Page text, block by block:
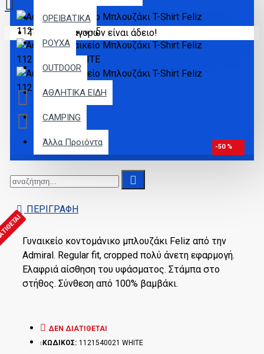
ΟΡΕΙΒΑΤΙΚΑ
ΡΟΥΧΑ
OUTDOOR
ΑΘΛΗΤΙΚΑ ΕΙΔΗ
CAMPING
Άλλα Προιόντα
Το καλάθι αγορών είναι άδειο!
-50 %
ΠΕΡΙΓΡΑΦΉ
Γυναικείο κοντομάνικο μπλουζάκι Feliz από την
Admiral. Regular fit, cropped πολύ άνετη εφαρμογή.
Ελαφριά αίσθηση του υφάσματος. Στάμπα στο
στήθος. Σύνθεση από 100% βαμβάκι.
ΔΕΝ ΔΙΑΤΊΘΕΤΑΙ
ΚΩΔΙΚΟΣ: 1121540021 WHITE